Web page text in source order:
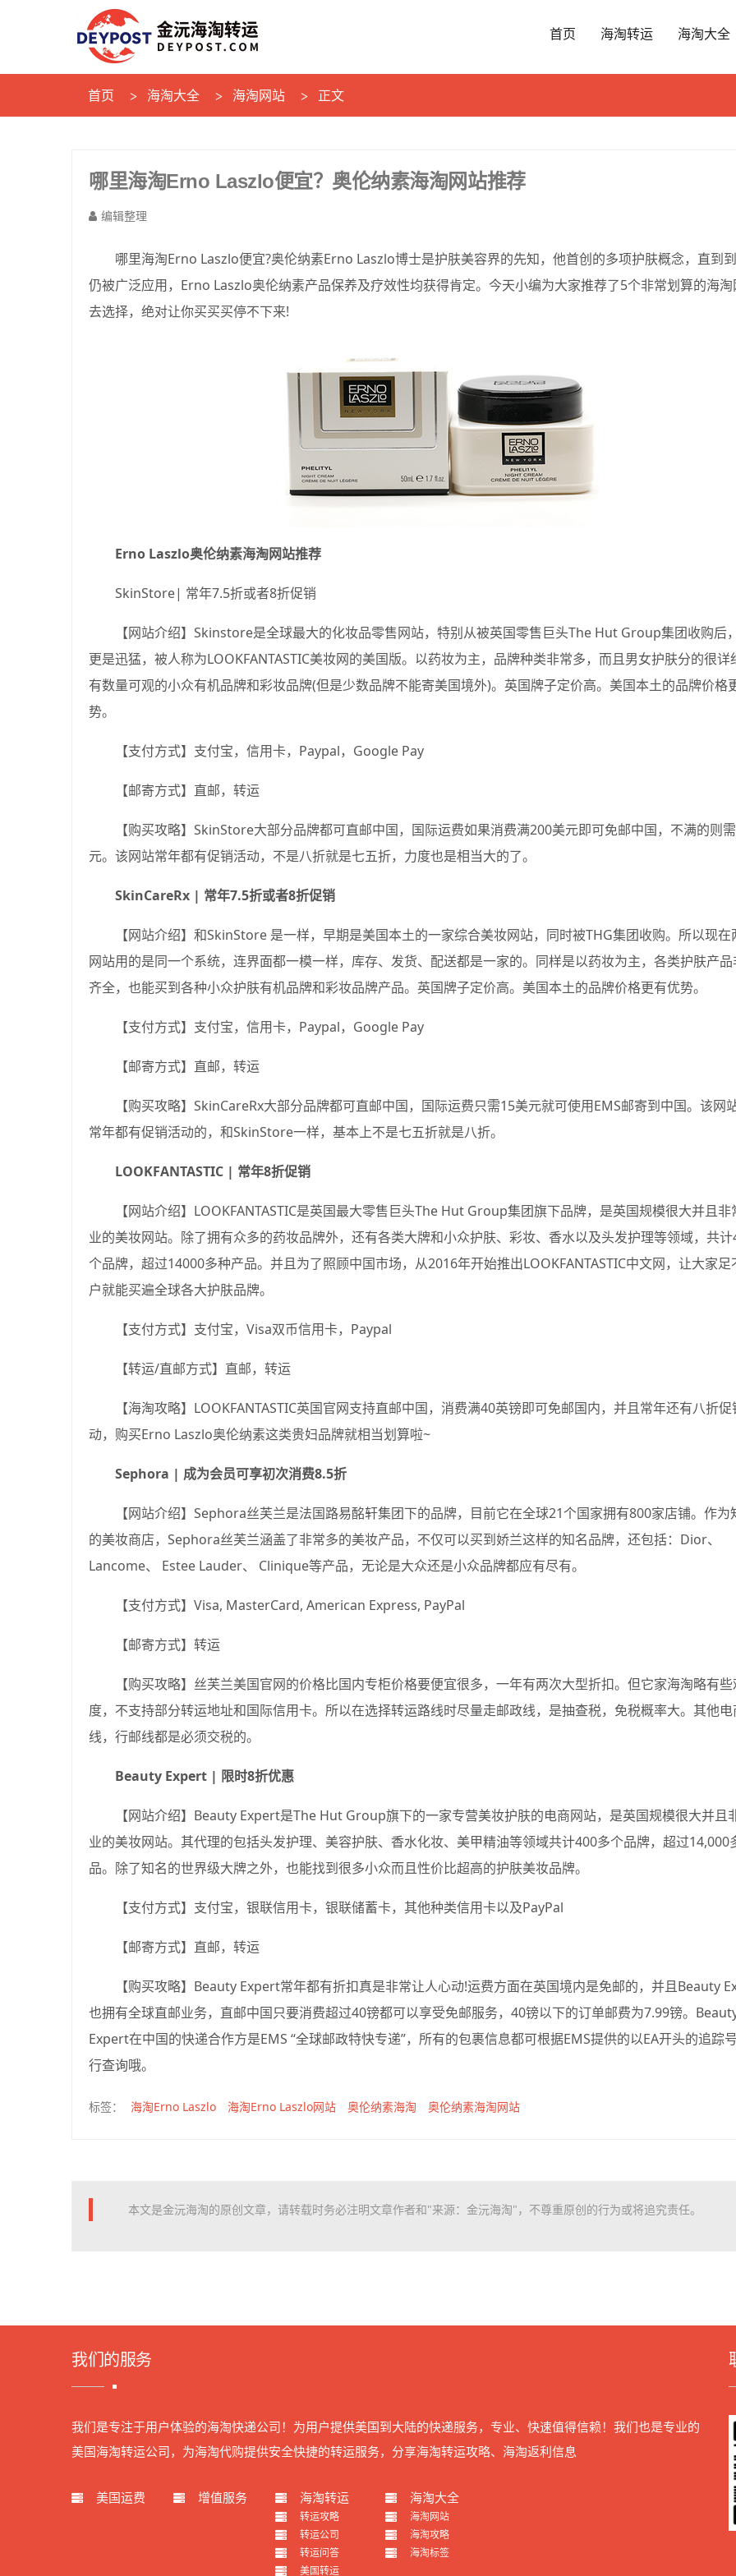
首页 海淘转运 海淘大全
首页 海淘大全 海淘网站 正文
哪里海淘Erno Laszlo便宜？奥伦纳素海淘网站推荐
编辑整理
哪里海淘Erno Laszlo便宜?奥伦纳素Erno Laszlo博士是护肤美容界的先知，他首创的多项护肤概念，直到
仍被广泛应用，Erno Laszlo奥伦纳素产品保养及疗效性均获得肯定。今天小编为大家推荐了5个非常划算的海
去选择，绝对让你买买买停不下来!
Erno Laszlo奥伦纳素海淘网站推荐
SkinStore| 常年7.5折或者8折促销
【网站介绍】Skinstore是全球最大的化妆品零售网站，特别从被英国零售巨头The Hut Group集团收购后
更是迅猛，被人称为LOOKFANTASTIC美妆网的美国版。以药妆为主，品牌种类非常多，而且男女护肤分的很详
有数量可观的小众有机品牌和彩妆品牌(但是少数品牌不能寄美国境外)。英国牌子定价高。美国本土的品牌价格
势。
【支付方式】支付宝，信用卡，Paypal，Google Pay
【邮寄方式】直邮，转运
【购买攻略】SkinStore大部分品牌都可直邮中国，国际运费如果消费满200美元即可免邮中国，不满的则
元。该网站常年都有促销活动，不是八折就是七五折，力度也是相当大的了。
SkinCareRx | 常年7.5折或者8折促销
【网站介绍】和SkinStore 是一样，早期是美国本土的一家综合美妆网站，同时被THG集团收购。所以现在
网站用的是同一个系统，连界面都一模一样，库存、发货、配送都是一家的。同样是以药妆为主，各类护肤产品
齐全，也能买到各种小众护肤有机品牌和彩妆品牌产品。英国牌子定价高。美国本土的品牌价格更有优势。
【支付方式】支付宝，信用卡，Paypal，Google Pay
【邮寄方式】直邮，转运
【购买攻略】SkinCareRx大部分品牌都可直邮中国，国际运费只需15美元就可使用EMS邮寄到中国。该网
常年都有促销活动的，和SkinStore一样，基本上不是七五折就是八折。
LOOKFANTASTIC | 常年8折促销
【网站介绍】LOOKFANTASTIC是英国最大零售巨头The Hut Group集团旗下品牌，是英国规模很大并且非
业的美妆网站。除了拥有众多的药妆品牌外，还有各类大牌和小众护肤、彩妆、香水以及头发护理等领域，共计
个品牌，超过14000多种产品。并且为了照顾中国市场，从2016年开始推出LOOKFANTASTIC中文网，让大家足
户就能买遍全球各大护肤品牌。
【支付方式】支付宝，Visa双币信用卡，Paypal
【转运/直邮方式】直邮，转运
【海淘攻略】LOOKFANTASTIC英国官网支持直邮中国，消费满40英镑即可免邮国内，并且常年还有八折促
动，购买Erno Laszlo奥伦纳素这类贵妇品牌就相当划算啦~
Sephora | 成为会员可享初次消费8.5折
【网站介绍】Sephora丝芙兰是法国路易酩轩集团下的品牌，目前它在全球21个国家拥有800家店铺。作为
的美妆商店，Sephora丝芙兰涵盖了非常多的美妆产品，不仅可以买到娇兰这样的知名品牌，还包括：Dior、
Lancome、 Estee Lauder、 Clinique等产品，无论是大众还是小众品牌都应有尽有。
【支付方式】Visa, MasterCard, American Express, PayPal
【邮寄方式】转运
【购买攻略】丝芙兰美国官网的价格比国内专柜价格要便宜很多，一年有两次大型折扣。但它家海淘略有些
度，不支持部分转运地址和国际信用卡。所以在选择转运路线时尽量走邮政线，是抽查税，免税概率大。其他电
线，行邮线都是必须交税的。
Beauty Expert | 限时8折优惠
【网站介绍】Beauty Expert是The Hut Group旗下的一家专营美妆护肤的电商网站，是英国规模很大并且
业的美妆网站。其代理的包括头发护理、美容护肤、香水化妆、美甲精油等领域共计400多个品牌，超过14,000
品。除了知名的世界级大牌之外，也能找到很多小众而且性价比超高的护肤美妆品牌。
【支付方式】支付宝，银联信用卡，银联储蓄卡，其他种类信用卡以及PayPal
【邮寄方式】直邮，转运
【购买攻略】Beauty Expert常年都有折扣真是非常让人心动!运费方面在英国境内是免邮的，并且Beauty
也拥有全球直邮业务，直邮中国只要消费超过40镑都可以享受免邮服务，40镑以下的订单邮费为7.99镑。
Expert在中国的快递合作方是EMS “全球邮政特快专递”，所有的包裹信息都可根据EMS提供的以EA开头的追踪
行查询哦。
标签： 海淘Erno Laszlo 海淘Erno Laszlo网站 奥伦纳素海淘 奥伦纳素海淘网站
本文是金沅海淘的原创文章，请转载时务必注明文章作者和"来源：金沅海淘"，不尊重原创的行为或将追究责任。
我们的服务
我们是专注于用户体验的海淘快递公司！为用户提供美国到大陆的快递服务，专业、快速值得信赖！我们也是专业的
美国海淘转运公司，为海淘代购提供安全快捷的转运服务，分享海淘转运攻略、海淘返利信息
美国运费 增值服务 海淘转运
转运攻略
转运公司
转运问答
美国转运
海淘大全
海淘网站
海淘攻略
海淘标签